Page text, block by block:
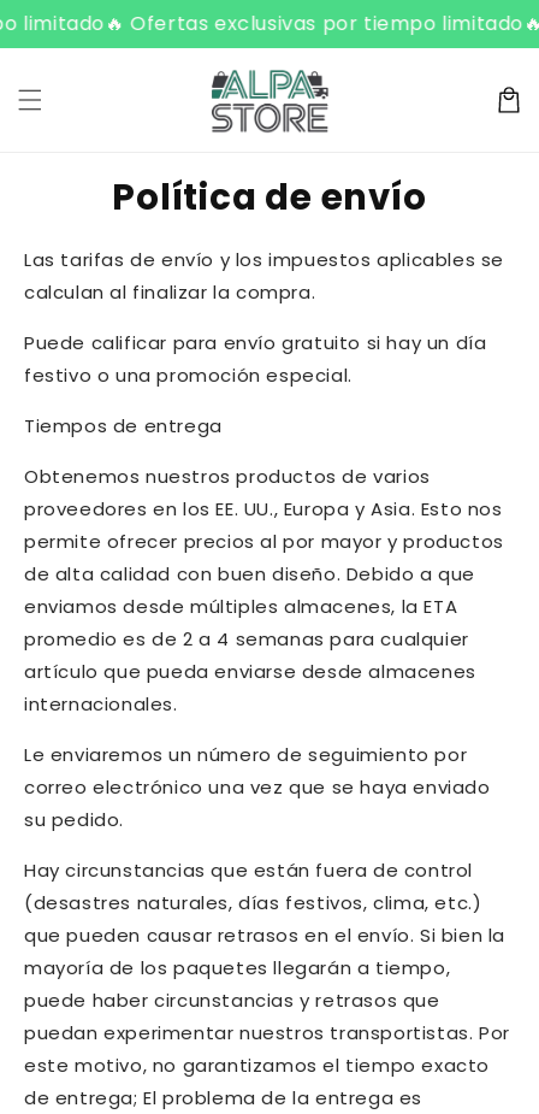
ament
e al
nido
limitado🔥 Ofertas exclusivas por tiempo limitado
C
rr
Política de envío
Las tarifas de envío y los impuestos aplicables se
calculan al finalizar la compra.
Puede calificar para envío gratuito si hay un día
festivo o una promoción especial.
Tiempos de entrega
Obtenemos nuestros productos de varios
proveedores en los EE. UU., Europa y Asia. Esto nos
permite ofrecer precios al por mayor y productos
de alta calidad con buen diseño. Debido a que
enviamos desde múltiples almacenes, la ETA
promedio es de 2 a 4 semanas para cualquier
artículo que pueda enviarse desde almacenes
internacionales.
Le enviaremos un número de seguimiento por
correo electrónico una vez que se haya enviado
su pedido.
Hay circunstancias que están fuera de control
(desastres naturales, días festivos, clima, etc.)
que pueden causar retrasos en el envío. Si bien la
mayoría de los paquetes llegarán a tiempo,
puede haber circunstancias y retrasos que
puedan experimentar nuestros transportistas. Por
este motivo, no garantizamos el tiempo exacto
de entrega; El problema de la entrega es